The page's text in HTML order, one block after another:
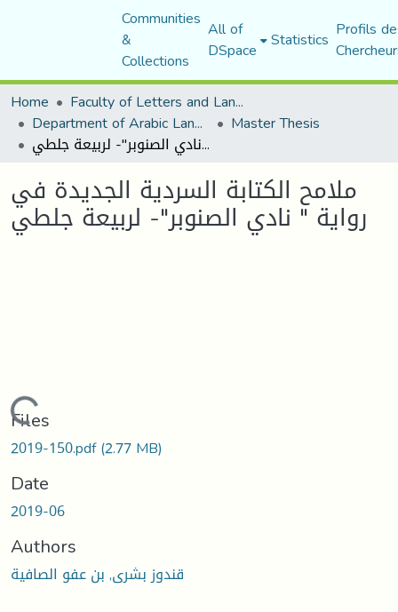
Communities
&
Collections
All of
DSpace Statistics Profils
Home
Faculty of Letters and Languages
Department of Arabic Language and Literature Master Thesis
ملامح الكتابة السردية الجديدة في رواية " نادي الصنوبر"- لربيعة جلطي
ملامح الكتابة السردية الجديدة في
رواية " نادي الصنوبر"- لربيعة جلطي
Loading...
Files
2019-150.pdf(2.77 MB)
Date
2019-06
Authors
قندوز بشرى, بن عفو الصافية